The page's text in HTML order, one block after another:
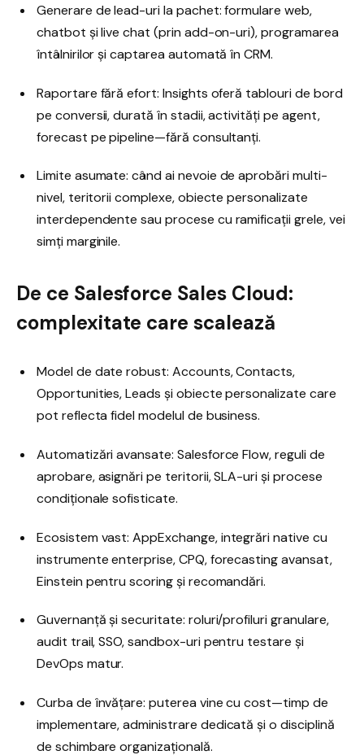
Generare de lead-uri la pachet: formulare web,
chatbot și live chat (prin add-on-uri), programarea
întâlnirilor și captarea automată în CRM.
Raportare fără efort: Insights oferă tablouri de bord
pe conversii, durată în stadii, activități pe agent,
forecast pe pipeline—fără consultanți.
Limite asumate: când ai nevoie de aprobări multi-
nivel, teritorii complexe, obiecte personalizate
interdependente sau procese cu ramificații grele, vei
simți marginile.
De ce Salesforce Sales Cloud:
complexitate care scalează
Model de date robust: Accounts, Contacts,
Opportunities, Leads și obiecte personalizate care
pot reflecta fidel modelul de business.
Automatizări avansate: Salesforce Flow, reguli de
aprobare, asignări pe teritorii, SLA-uri și procese
condiționale sofisticate.
Ecosistem vast: AppExchange, integrări native cu
instrumente enterprise, CPQ, forecasting avansat,
Einstein pentru scoring și recomandări.
Guvernanță și securitate: roluri/profiluri granulare,
audit trail, SSO, sandbox-uri pentru testare și
DevOps matur.
Curba de învățare: puterea vine cu cost—timp de
implementare, administrare dedicată și o disciplină
de schimbare organizațională.